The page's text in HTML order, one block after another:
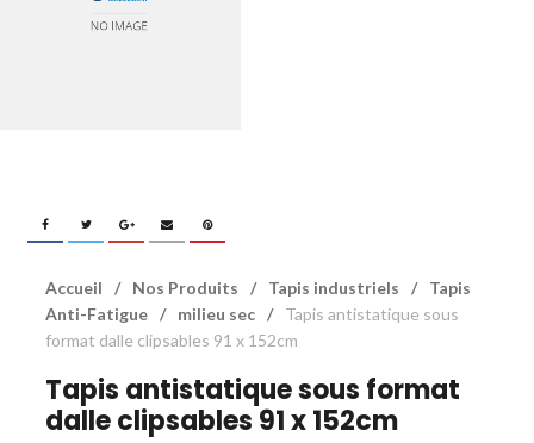
Accueil / Nos Produits / Tapis industriels /
Tapis
Anti-Fatigue / milieu sec /
Tapis antistatique sous
format dalle clipsables 91 x 152cm
Tapis antistatique sous format
dalle clipsables 91 x 152cm